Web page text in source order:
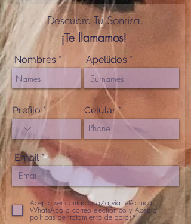
Descubre Tu Sonrisa.
¡Te llamamos!
Nombres Apellidos
Prefijo Celular
Email
Acepto ser contactado/a vía teléfonica,
WhatsApp o correo electrónico y Acepto
políticas de tratamiento de datos*